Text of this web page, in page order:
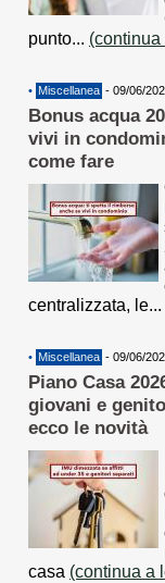
punto...
• Miscellanea - 09/06/
Bonus acqua
vivi in
come fare
centralizzata, le...
• Miscellanea - 09/06/
Piano Casa
giovani e
ecco le novità
casa (continua a